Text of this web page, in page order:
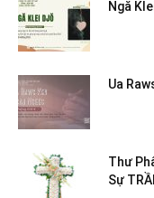
Ngă
Ua
Thư
Sự